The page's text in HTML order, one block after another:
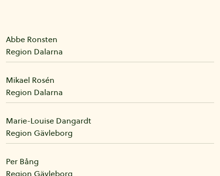
Abbe Ronsten
Region Dalarna
Mikael Rosén
Region Dalarna
Marie-Louise Dangardt
Region Gävleborg
Per Bång
Region Gävleborg